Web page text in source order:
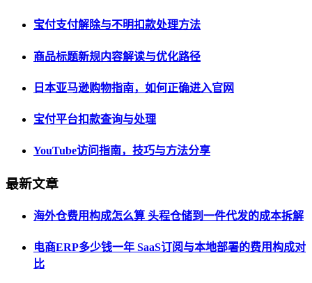
宝付支付解除与不明扣款处理方法
商品标题新规内容解读与优化路径
日本亚马逊购物指南，如何正确进入官网
宝付平台扣款查询与处理
YouTube访问指南，技巧与方法分享
最新文章
海外仓费用构成怎么算 头程仓储到一件代发的成本拆解
电商ERP多少钱一年 SaaS订阅与本地部署的费用构成对
比